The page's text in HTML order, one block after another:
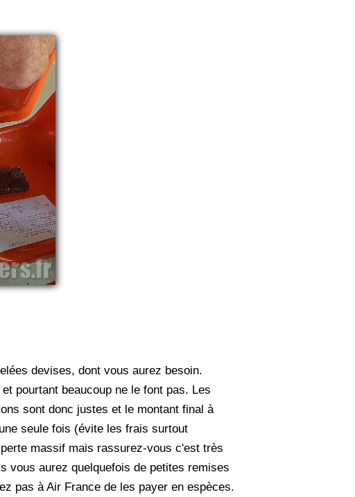
devises, dont vous aurez besoin.
pourtant beaucoup ne le font pas. Les
sont donc justes et le montant final à
seule fois (évite les frais surtout
massif mais rassurez-vous c'est très
vous aurez quelquefois de petites remises
pas à Air France de les payer en espèces.